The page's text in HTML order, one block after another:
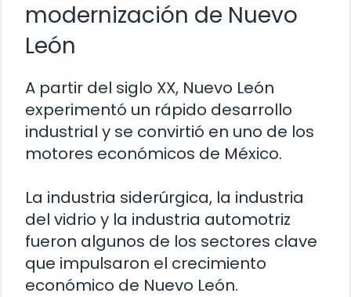
modernización de Nuevo
León
A partir del siglo XX, Nuevo León
experimentó un rápido desarrollo
industrial y se convirtió en uno de los
motores económicos de México.
La industria siderúrgica, la industria
del vidrio y la industria automotriz
fueron algunos de los sectores clave
que impulsaron el crecimiento
económico de Nuevo León.